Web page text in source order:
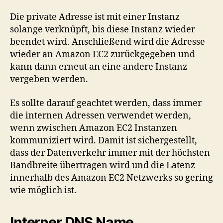
Die private Adresse ist mit einer Instanz
solange verknüpft, bis diese Instanz wieder
beendet wird. Anschließend wird die Adresse
wieder an Amazon EC2 zurückgegeben und
kann dann erneut an eine andere Instanz
vergeben werden.
Es sollte darauf geachtet werden, dass immer
die internen Adressen verwendet werden,
wenn zwischen Amazon EC2 Instanzen
kommuniziert wird. Damit ist sichergestellt,
dass der Datenverkehr immer mit der höchsten
Bandbreite übertragen wird und die Latenz
innerhalb des Amazon EC2 Netzwerks so gering
wie möglich ist.